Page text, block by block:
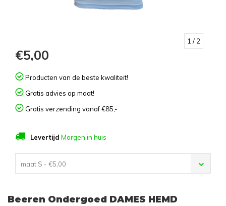
1 / 2
€5,00
Producten van de beste kwaliteit!
Gratis advies op maat!
Gratis verzending vanaf €85,-
Levertijd Morgen in huis
maat S - €5,00
Beeren Ondergoed DAMES HEMD